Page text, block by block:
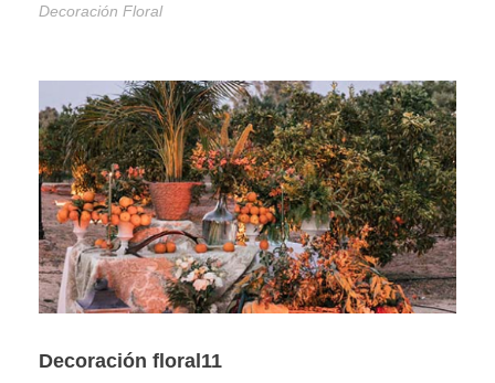
Decoración Floral
Decoración floral11